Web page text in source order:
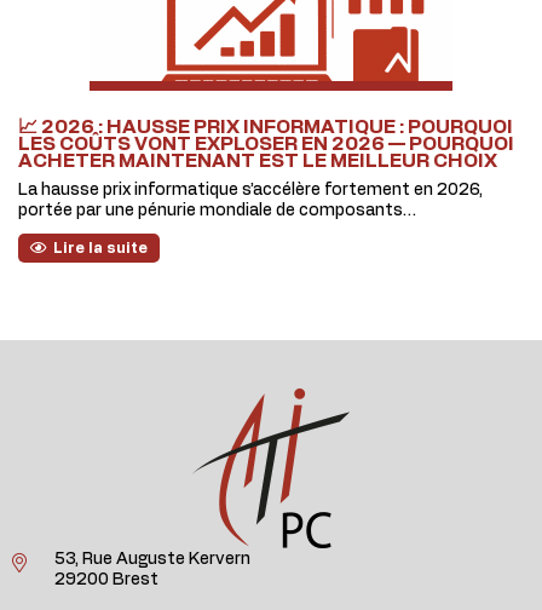
📈 2026 : HAUSSE PRIX INFORMATIQUE : POURQUOI
LES COÛTS VONT EXPLOSER EN 2026 — POURQUOI
ACHETER MAINTENANT EST LE MEILLEUR CHOIX
La hausse prix informatique s’accélère fortement en 2026,
portée par une pénurie mondiale de composants…
Lire la suite
53, Rue Auguste Kervern
29200 Brest